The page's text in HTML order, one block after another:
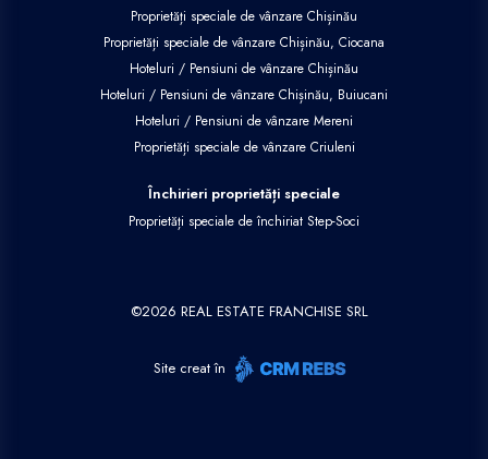
Proprietăți speciale de vânzare Chișinău
Proprietăți speciale de vânzare Chișinău, Ciocana
Hoteluri / Pensiuni de vânzare Chișinău
Hoteluri / Pensiuni de vânzare Chișinău, Buiucani
Hoteluri / Pensiuni de vânzare Mereni
Proprietăți speciale de vânzare Criuleni
Închirieri proprietăți speciale
Proprietăți speciale de închiriat Step-Soci
©2026 REAL ESTATE FRANCHISE SRL
Site creat în